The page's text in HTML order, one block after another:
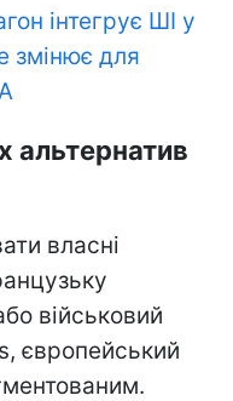
інтегрує ШІ у
змінює для
альтернатив
власні
військовий
європейський